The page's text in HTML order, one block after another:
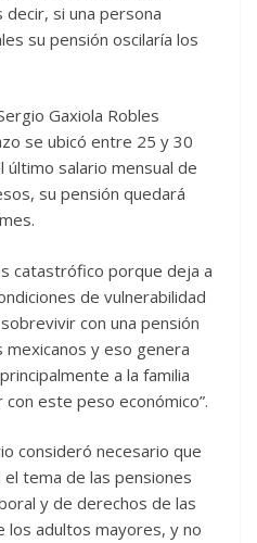
si una persona
su pensión oscilaría los
Gaxiola Robles
se ubicó entre 25 y 30
salario mensual de
su pensión quedará
catastrófico porque deja a
de vulnerabilidad
con una pensión
mexicanos y eso genera
a la familia
este peso económico”.
consideró necesario que
tema de las pensiones
y de derechos de las
los adultos mayores, y no